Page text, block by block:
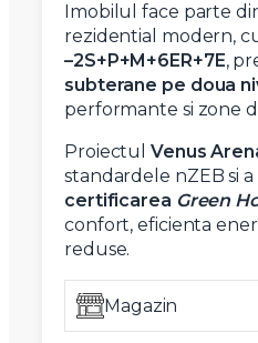
Imobilul face parte
rezidential modern,
–2S+P+M+6ER+7E,
subterane pe doua
performante si zone
Proiectul Venus
standardele nZEB si
certificarea Green
confort, eficienta
reduse.
Magazin